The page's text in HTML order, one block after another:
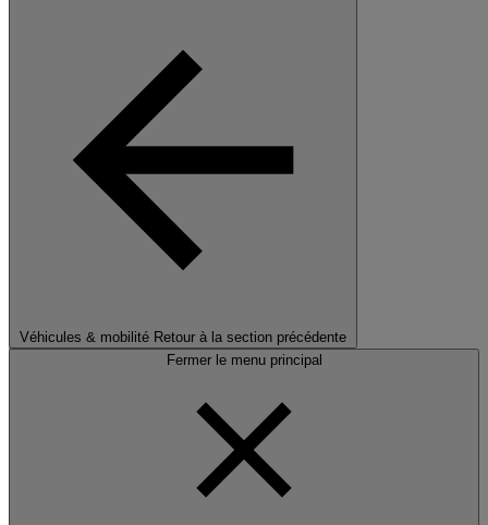
Véhicules & mobilité Retour à la section précédente
Fermer le menu principal